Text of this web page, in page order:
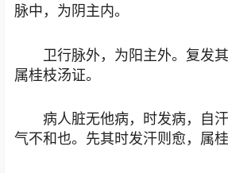
脉中，为阴主内。
卫行脉外，为阳主外。复发
属桂枝汤证。
病人脏无他病，时发病，自
气不和也。先其时发汗则愈，属桂